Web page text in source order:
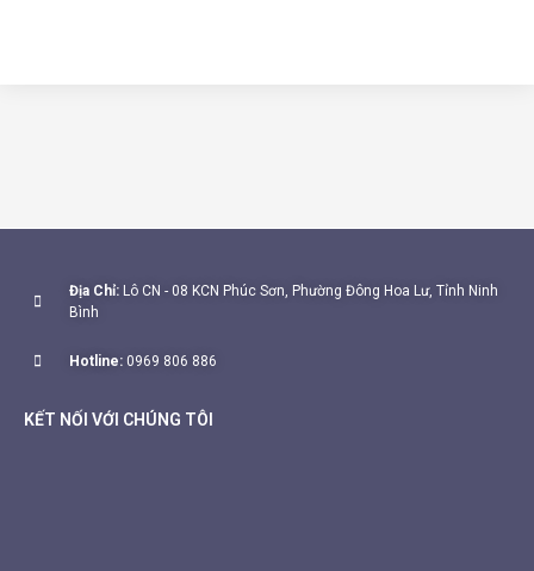
Địa Chỉ: Lô CN - 08 KCN Phúc Sơn, Phường Đông Hoa Lư, Tỉnh Ninh
Bình
Hotline: 0969 806 886
KẾT NỐI VỚI CHÚNG TÔI